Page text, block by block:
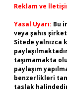
Reklam ve
Yasal Uyarı: Bu
veya şahıs
Sitede yalnızca
taşımamakta
paylaşım
benzerlikleri
taslak